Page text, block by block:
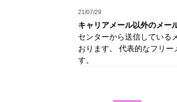
21/07/29
キャリアメール以外のメー
センターから送信している
おります。 代表的なフリ
す。